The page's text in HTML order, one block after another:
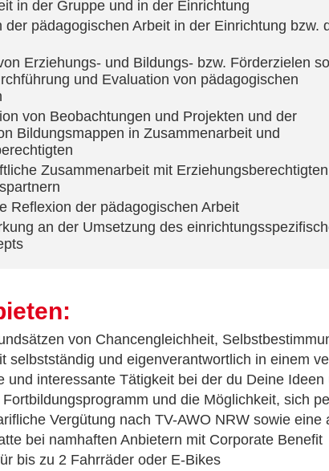
in der Gruppe und in der Einrichtung
der pädagogischen Arbeit in der Einrichtung bzw.
Erziehungs- und Bildungs- bzw. Förderzielen
und Evaluation von pädagogischen
von Beobachtungen und Projekten und der
Bildungsmappen in Zusammenarbeit und
Zusammenarbeit mit
Reflexion der pädagogischen Arbeit
an der Umsetzung des
von Chancengleichheit,
selbstständig und eigenverantwortlich in einem
und interessante Tätigkeit bei der du Deine
und die Möglichkeit, sich
Vergütung nach TV-AWO NRW sowie
bei namhaften Anbietern mit Corporate Benefit
bis zu 2 Fahrräder oder E-Bikes